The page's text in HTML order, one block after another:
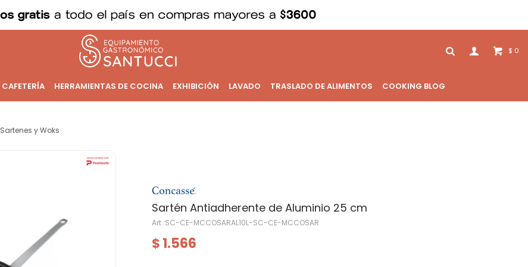
CAFETERÍA HERRAMIENTAS DE COCINA EXHIBICIÓN LAVADO TRASLADO DE ALIMENTOS COOKING BLOG
$ 0
Sartenes y Woks
Sartén Antiadherente de Aluminio 25 cm
SC-CE-MCCOSARAL10L-SC-CE-MCCOSAR
$ 1.566